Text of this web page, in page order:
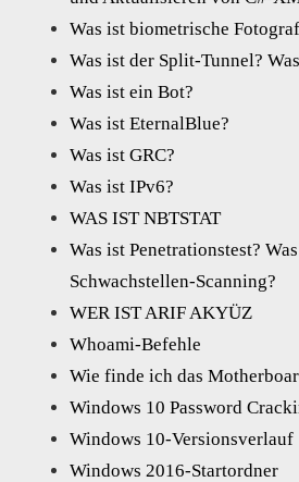
Was ist biometrische
Was ist der Split-Tunnel?
Was ist ein Bot?
Was ist EternalBlue?
Was ist GRC?
Was ist IPv6?
WAS IST NBTSTAT
Was ist Penetrationstest?
Schwachstellen-Scanning?
WER IST ARIF AKYÜZ
Whoami-Befehle
Wie finde ich das
Windows 10 Password
Windows 10-Versionsverlauf
Windows 2016-Startordner